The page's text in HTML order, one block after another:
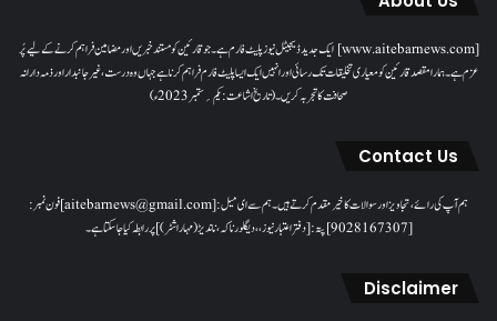
[www.aitebarnews.com] ایک جدید ڈیجیٹل نیوز پلیٹ فارم ہے۔ جو قارئین کو مستند خبریں اور مضامین فراہم کرنے کے لیے پُر
عزم ہے۔ ہمارا مقصدقارئین کو معیاری تخلیقات تک رسائی اور انہیں ایک ایسا پلیٹ فارم فراہم کرنا ہے جہاں وہ درست، غیر جانبدار اور ذمہ دارانہ
صحافت کا تجربہ کریں۔( تاریخ اشاعت : یکم؍ ستمبر 2023ء)
Contact Us
ہم آپ کی رائے، تجاویز اور سوالات کا خیرمقدم کرتے ہیں۔ ہم سےای میل: [aitebarnews@gmail.com]فون نمبر:
[9028167307]پتہ: [دفتر اعتبار نیوز، ، دیگلور ناکہ، ناندیڑ(مہاراشٹر) ] پر رابطہ کیا جاسکتا ہے۔
Disclaimer